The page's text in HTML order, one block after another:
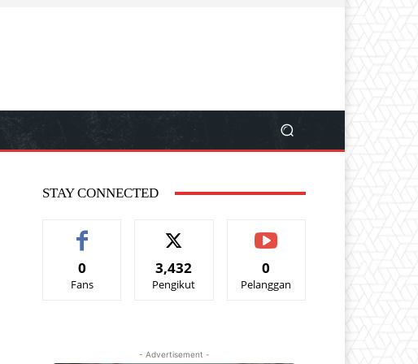
STAY CONNECTED
0
Fans
3,432
Pengikut
0
Pelanggan
- Advertisement -